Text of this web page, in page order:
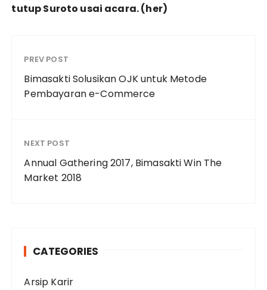
tutup Suroto usai acara.(her)
PREV POST
Bimasakti Solusikan OJK untuk Metode
Pembayaran e-Commerce
NEXT POST
Annual Gathering 2017, Bimasakti Win The
Market 2018
CATEGORIES
Arsip Karir